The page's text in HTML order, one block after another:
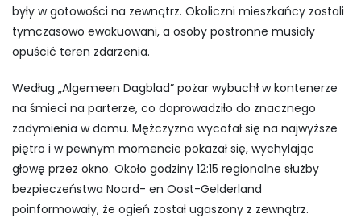
były w gotowości na zewnątrz. Okoliczni mieszkańcy zostali
tymczasowo ewakuowani, a osoby postronne musiały
opuścić teren zdarzenia.
Według „Algemeen Dagblad” pożar wybuchł w kontenerze
na śmieci na parterze, co doprowadziło do znacznego
zadymienia w domu. Mężczyzna wycofał się na najwyższe
piętro i w pewnym momencie pokazał się, wychylając
głowę przez okno. Około godziny 12:15 regionalne służby
bezpieczeństwa Noord- en Oost-Gelderland
poinformowały, że ogień został ugaszony z zewnątrz.